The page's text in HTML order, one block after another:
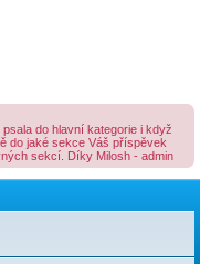
do hlavní kategorie i když
do jaké sekce Váš příspěvek
sekcí. Díky Milosh - admin